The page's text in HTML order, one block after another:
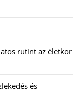
rutint az életkor
és